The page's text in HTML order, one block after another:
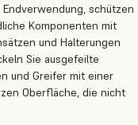
schützen
Komponenten mit
und Halterungen
Sie ausgefeilte
und Greifer mit einer
Oberfläche, die nicht